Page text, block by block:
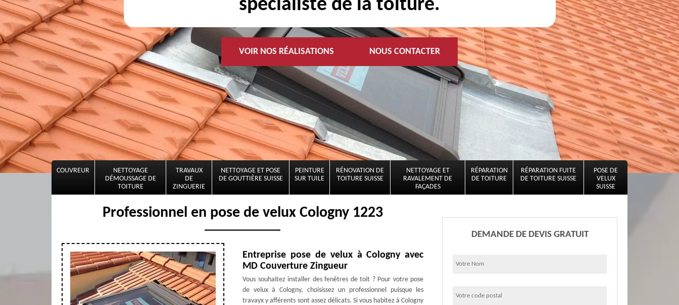
spécialiste de la toiture.
VOIR NOS RÉALISATIONS NOUS CONTACTER
COUVREUR
NETTOYAGE
DÉMOUSSAGE DE
TOITURE
TRAVAUX
DE
ZINGUERIE
NETTOYAGE ET POSE
DE GOUTTIÈRE SUISSE
PEINTURE
SUR TUILE
RÉNOVATION DE
TOITURE SUISSE
NETTOYAGE ET
RAVALEMENT DE
FAÇADES
RÉPARATION
DE TOITURE
RÉPARATION FUITE
DE TOITURE SUISSE
POSE DE
VELUX
SUISSE
Professionnel en pose de velux Cologny 1223
Entreprise pose de velux à Cologny avec
MD Couverture Zingueur
Vous souhaitez installer des fenêtres de toit ? Pour votre pose
de velux à Cologny, choisissez un professionnel puisque les
travayx y afférents sont assez délicats. Si vous habitez à Cologny
DEMANDE DE DEVIS GRATUIT